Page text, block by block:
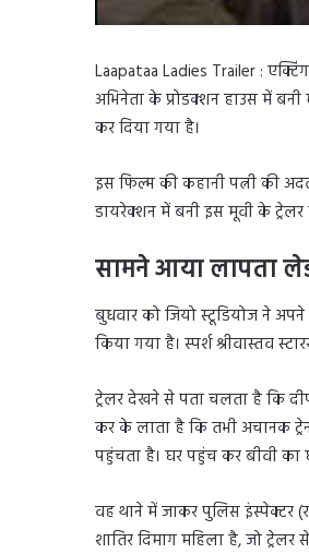
Laapataa Ladies Trailer :
अभिनेता के प्रोडक्शन हाउस में
कर दिया गया है।
इस फिल्म की कहानी पत्नी की
डायरेक्शन में बनी इस मूवी के ट्रेलर
सामने आया लापता
बुधवार को जियो स्टूडियोज ने
किया गया है। स्पर्श श्रीवास्तव
ट्रेलर देखने से पता चलता है कि
कर के लाता है कि तभी अचानक
पहुंचता है। घर पहुंच कर बीवी का
वह थाने में जाकर पुलिस इंस्पेक्टर
शातिर दिमाग महिला है, जो